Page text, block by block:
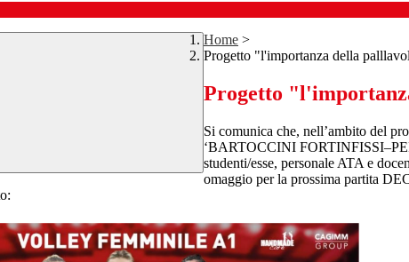
Home >
Progetto "l'importanza della
Progetto
Si comunica che, nell’ambito del
‘BARTOCCINI
studenti/esse, personale ATA e
omaggio per la prossima partita